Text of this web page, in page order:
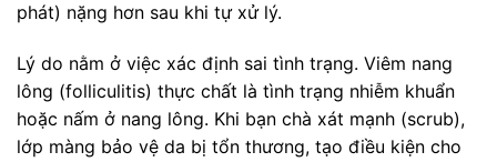
phát) nặng hơn sau khi tự xử lý.
Lý do nằm ở việc xác định sai tình trạng. Viêm nang
lông (folliculitis) thực chất là tình trạng nhiễm khuẩn
hoặc nấm ở nang lông. Khi bạn chà xát mạnh (scrub),
lớp màng bảo vệ da bị tổn thương, tạo điều kiện cho